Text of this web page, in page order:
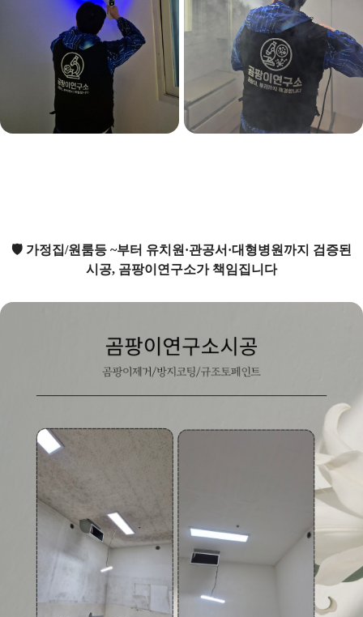
🛡 가정집/원룸등 ~부터 유치원·관공서·대형병원까지 검증된
시공, 곰팡이연구소가 책임집니다